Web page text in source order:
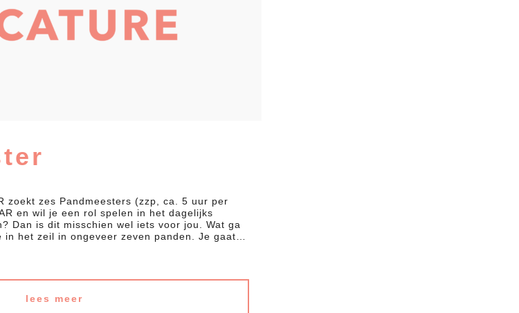
zoekt zes Pandmeesters (zzp, ca. 5 uur per
en wil je een rol spelen in het dagelijks
Dan is dit misschien wel iets voor jou. Wat ga
in het zeil in ongeveer zeven panden. Je gaat…
lees meer